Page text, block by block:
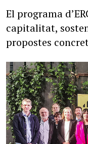
El programa
capitalitat,
propostes